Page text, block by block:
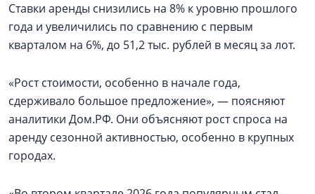
Ставки аренды снизились на 8% к уровню прошлого
года и увеличились по сравнению с первым
кварталом на 6%, до 51,2 тыс. рублей в месяц за лот.
«Рост стоимости, особенно в начале года,
сдерживало большое предложение», — поясняют
аналитики Дом.РФ. Они объясняют рост спроса на
аренду сезонной активностью, особенно в крупных
городах.